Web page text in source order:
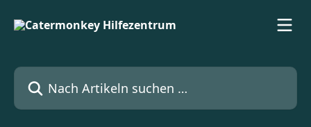
Nach Artikeln suchen …